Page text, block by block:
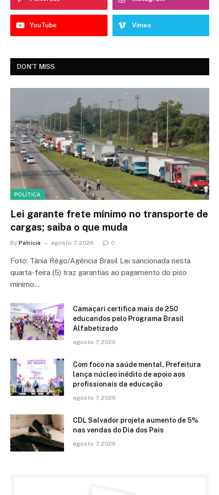
YouTube Vimeo
DON'T MISS
POLÍTICA
Lei garante frete mínimo no transporte de
cargas; saiba o que muda
By Patricia agosto 7, 2026 0
Foto: Tânia Rêgo/Agência Brasil Lei sancionada nesta
quarta-feira (5) traz garantias ao pagamento do piso
mínimo…
Camaçari certifica mais de 250
educandos pelo Programa Brasil
Alfabetizado
agosto 7, 2026
Com foco na saúde mental, Prefeitura
lança núcleo inédito de apoio aos
profissionais da educação
agosto 7, 2026
CDL Salvador projeta aumento de 5%
nas vendas do Dia dos Pais
agosto 7, 2026